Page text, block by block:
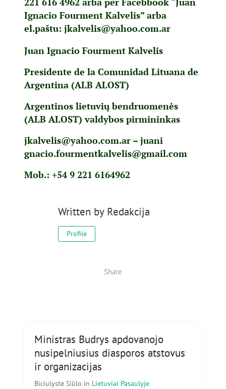
Ignacio Fourment Kalvelis” arba
el.paštu: jkalvelis@yahoo.com.ar
Juan Ignacio Fourment Kalvelis
Presidente de la Comunidad Lituana de
Argentina (ALB ALOST)
Argentinos lietuvių bendruomenės
(ALB ALOST) valdybos pirmininkas
jkalvelis@yahoo.com.ar – juani
gnacio.fourmentkalvelis@gmail.com
Mob.: +54 9 221 6164962
Written by Redakcija
Profile
Share
Ministras Budrys apdovanojo
nusipelniusius diasporos atstovus
ir organizacijas
Biciulystė Siūlo in Lietuviai Pasaulyje